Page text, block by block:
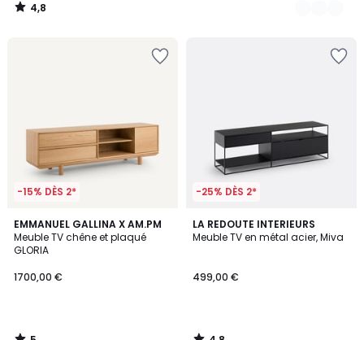
4,8
/
-15% DÈS 2*
EMMANUEL GALLINA X AM.PM
Meuble TV chêne et plaqué
GLORIA
1700,00 €
5
/
5
-25% DÈS 2*
LA REDOUTE INTERIEURS
Meuble TV en métal acier, Miva
499,00 €
4,8
/ 5